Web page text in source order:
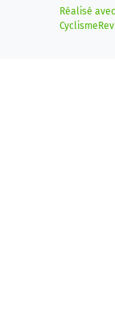
Réalisé